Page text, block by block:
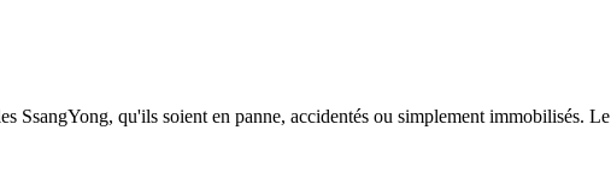
SsangYong, qu'ils soient en panne, accidentés ou simplement immobilisés. Le